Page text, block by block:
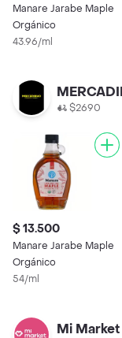
Manare Jarabe Maple
Orgánico
43.96/ml
$2690
$ 13.500
Manare Jarabe Maple
Orgánico
54/ml
Mi Market